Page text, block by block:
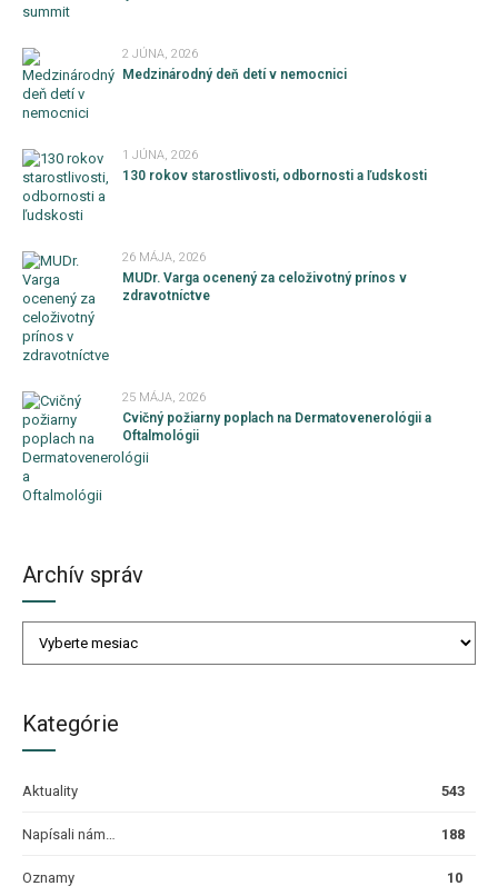
2 JÚNA, 2026
Medzinárodný deň detí v nemocnici
1 JÚNA, 2026
130 rokov starostlivosti, odbornosti a ľudskosti
26 MÁJA, 2026
MUDr. Varga ocenený za celoživotný prínos v
zdravotníctve
25 MÁJA, 2026
Cvičný požiarny poplach na Dermatovenerológii a
Oftalmológii
Archív správ
Kategórie
Aktuality 543
Napísali nám… 188
Oznamy 10